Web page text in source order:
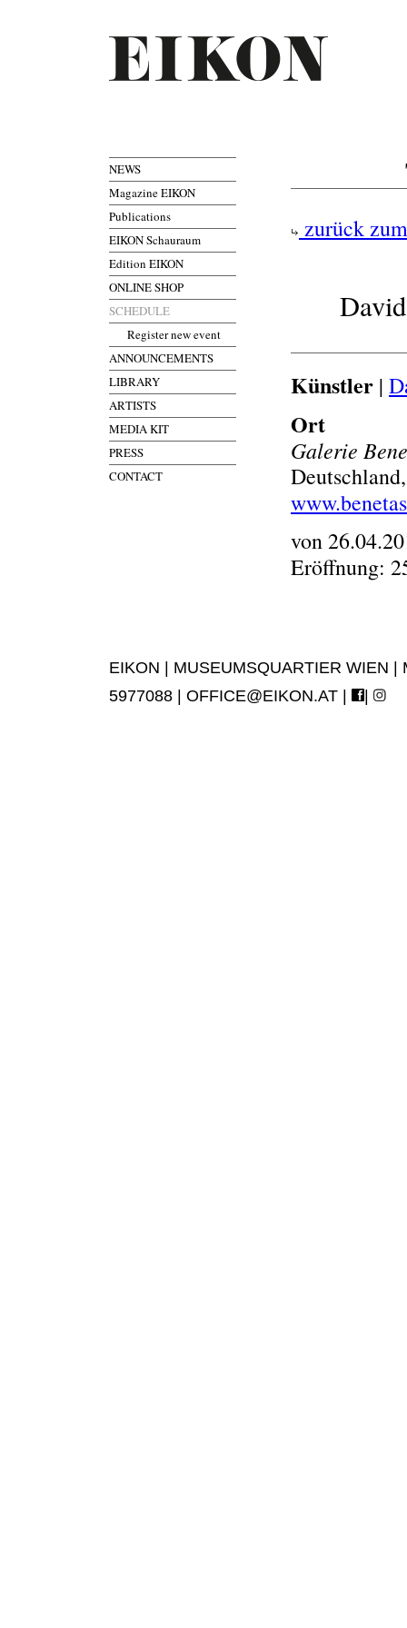
NEWS
Magazine EIKON
Publications
EIKON Schauraum
Edition EIKON
ONLINE SHOP
SCHEDULE
Register new event
ANNOUNCEMENTS
LIBRARY
ARTISTS
MEDIA KIT
PRESS
CONTACT
zurück
Künstler |
Ort
Galerie
von
Eröffnung:
EIKON | MUSEUMSQUARTIER WIEN
5977088 | OFFICE@EIKON.AT | |